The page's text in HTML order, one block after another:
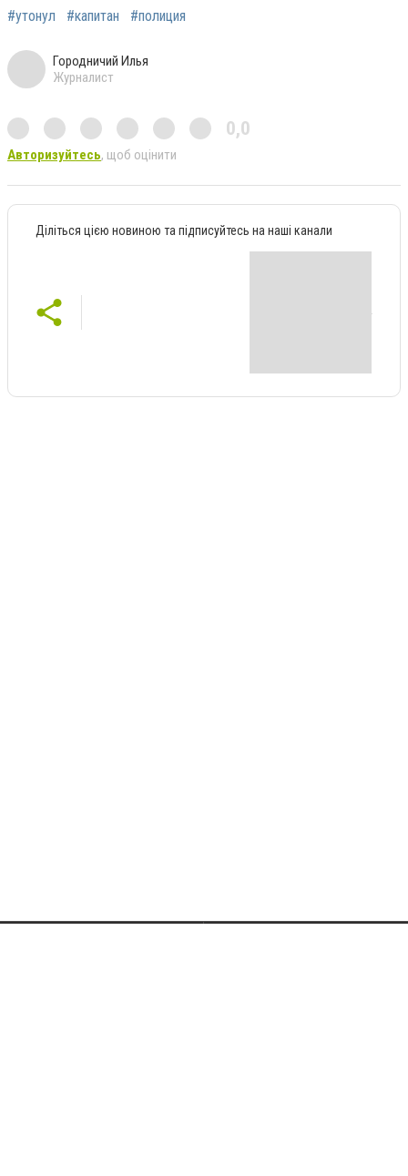
#утонул #капитан #полиция
Городничий Илья
Журналист
0,0
Авторизуйтесь, щоб оцінити
Діліться цією новиною та підписуйтесь на наші канали